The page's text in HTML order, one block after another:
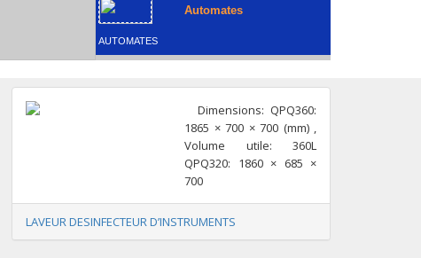
Automates
AUTOMATES
Dimensions: QPQ360:
1865 × 700 × 700 (mm) ,
Volume utile: 360L
QPQ320: 1860 × 685 ×
700
LAVEUR DESINFECTEUR D’INSTRUMENTS